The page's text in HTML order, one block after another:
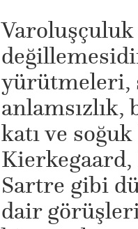
Varoluşçuluk
yürütmeleri,
katı ve
Kierkegaard,
Sartre gibi
dair